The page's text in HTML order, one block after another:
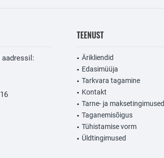
TEENUST
Ärikliendid
Edasimüüja
Tarkvara tagamine
Kontakt
Tarne- ja maksetingimused
Taganemisõigus
Tühistamise vorm
Üldtingimused